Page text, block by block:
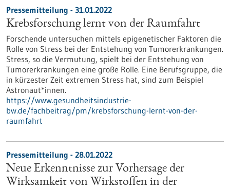
Pressemitteilung - 31.01.2022
Krebsforschung lernt von der Raumfahrt
Forschende untersuchen mittels epigenetischer Faktoren die
Rolle von Stress bei der Entstehung von Tumorerkrankungen.
Stress, so die Vermutung, spielt bei der Entstehung von
Tumorerkrankungen eine große Rolle. Eine Berufsgruppe, die
in kürzester Zeit extremen Stress hat, sind zum Beispiel
Astronaut*innen.
https://www.gesundheitsindustrie-
bw.de/fachbeitrag/pm/krebsforschung-lernt-von-der-
raumfahrt
Pressemitteilung - 28.01.2022
Neue Erkenntnisse zur Vorhersage der
Wirksamkeit von Wirkstoffen in der